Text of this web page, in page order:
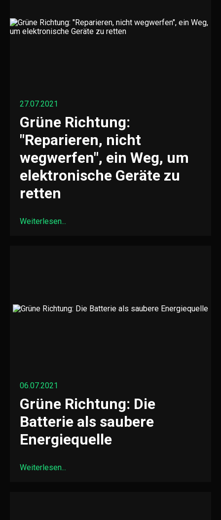
27.07.2021
Grüne Richtung:
"Reparieren, nicht
wegwerfen", ein Weg, um
elektronische Geräte zu
retten
Weiterlesen...
06.07.2021
Grüne Richtung: Die
Batterie als saubere
Energiequelle
Weiterlesen...